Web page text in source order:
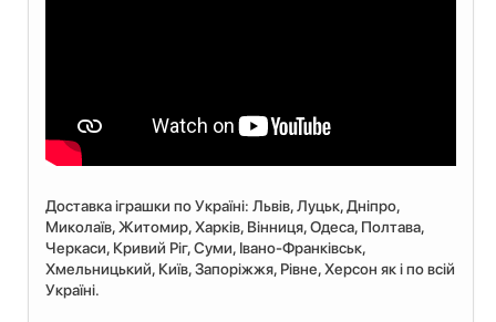
Доставка іграшки по Україні: Львiв, Луцьк, Дніпро,
Миколаїв, Житомир, Харків, Вінниця, Одеса, Полтава,
Черкаси, Кривий Ріг, Суми, Івано-Франківськ,
Хмельницький, Київ, Запоріжжя, Рівне, Херсон як і по всій
Україні.